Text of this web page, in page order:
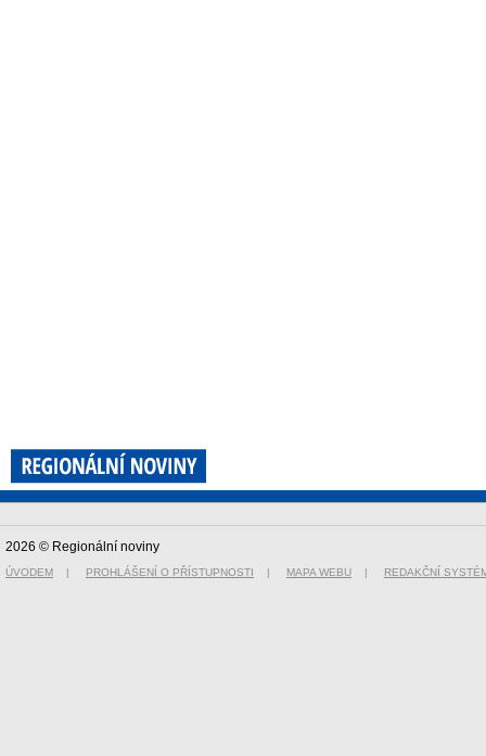
2026 © Regionální noviny
ÚVODEM | PROHLÁŠENÍ O PŘÍSTUPNOSTI | MAPA WEBU | REDAKČNÍ